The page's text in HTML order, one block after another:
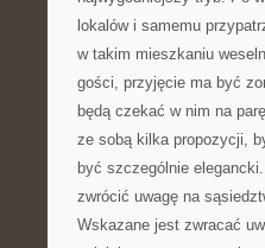
lokalów i samemu
w takim mieszkaniu
gości, przyjęcie ma być
będą czekać w nim na
ze sobą kilka propozycji,
być szczególnie
zwrócić uwagę na
Wskazane jest zwracać